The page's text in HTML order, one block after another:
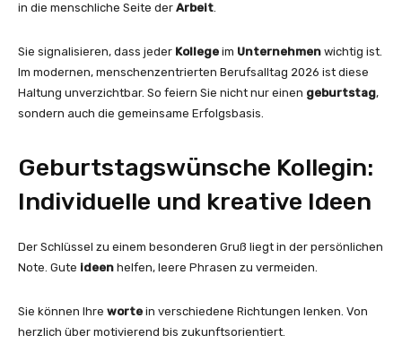
in die menschliche Seite der Arbeit.
Sie signalisieren, dass jeder Kollege im Unternehmen wichtig ist.
Im modernen, menschenzentrierten Berufsalltag 2026 ist diese
Haltung unverzichtbar. So feiern Sie nicht nur einen geburtstag,
sondern auch die gemeinsame Erfolgsbasis.
Geburtstagswünsche Kollegin:
Individuelle und kreative Ideen
Der Schlüssel zu einem besonderen Gruß liegt in der persönlichen
Note. Gute ideen helfen, leere Phrasen zu vermeiden.
Sie können Ihre worte in verschiedene Richtungen lenken. Von
herzlich über motivierend bis zukunftsorientiert.